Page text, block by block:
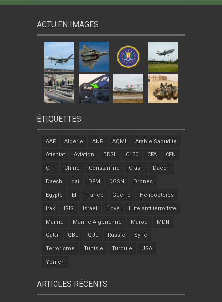
ACTU EN IMAGES
ÉTIQUETTES
AAF Algérie ANP AQMI Arabie Saoudite
Attentat Aviation BDSL C130 CFA CFN
CFT Chine Constantine Crash Daech
Daesh dat DFM DGSN Drones
Egypte EI France Guerre Helicopteres
Irak ISIS Israel Libye lutte anti terroriste
Marine Marine Algérienne Maroc MDN
Qatar QBJ QJJ Russie Syrie
Terrorisme Tunisie Turquie USA
Yemen
ARTICLES RÉCENTS